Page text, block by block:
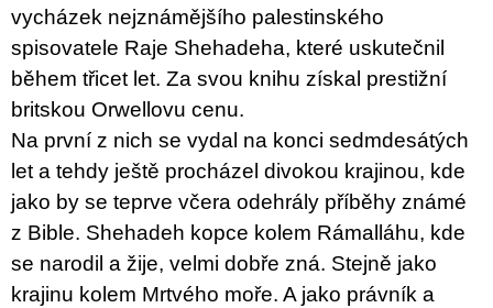
vycházek nejznámějšího palestinského
spisovatele Raje Shehadeha, které uskutečnil
během třicet let. Za svou knihu získal prestižní
britskou Orwellovu cenu.
Na první z nich se vydal na konci sedmdesátých
let a tehdy ještě procházel divokou krajinou, kde
jako by se teprve včera odehrály příběhy známé
z Bible. Shehadeh kopce kolem Rámalláhu, kde
se narodil a žije, velmi dobře zná. Stejně jako
krajinu kolem Mrtvého moře. A jako právník a